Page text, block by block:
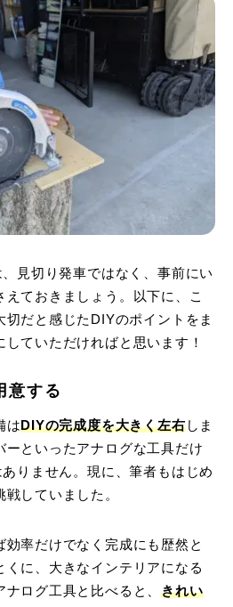
見切り発車ではなく、事前にい
えておきましょう。以下に、こ
だと感じたDIYのポイントをま
ていただければと思います！
意する
はDIYの完成度を大きく左右しま
ーといったアナログな工具だけ
りません。現に、筆者もはじめ
していました。
効率だけでなく完成にも歴然と
くに、大きなインテリアになる
ナログ工具と比べると、きれい